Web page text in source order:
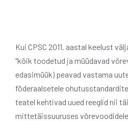
Kui CPSC 2011. aastal keelust
“kõik toodetud ja müüdavad
edasimüük) peavad vastama
föderaalsetele
teatel kehtivad uued reeglid nii
mittetäissuuruses